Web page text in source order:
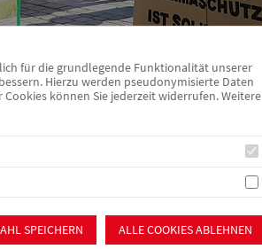
Ortsvereine
Über uns/Die AWO
Vision
für die grundlegende Funktionalität unserer
Hierzu werden pseudonymisierte Daten
können Sie jederzeit widerrufen. Weitere
ALLE COOKIES ABLEHNEN
SPEICHERN